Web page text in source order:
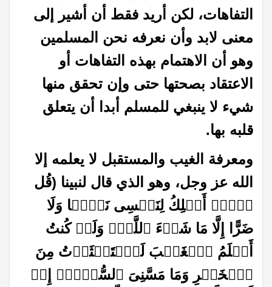
التفاهات، لكن أريد فقط أن أشير إلى
معنى لابد وأن نعرفه نحن المسلمين
وهو أن الاهتمام بهذه التفاهات أو
الاعتقاد بصحتها حتى وإن تحقق منها
شيء لا ينبغي للمسلم أبدا أن يتعلق
قلبه بها.
ومعرفة الغيب والمستقبل لا يعلمه إلا
الله عز وجل، وهو الذي قال لنبينا (قُل
لَّاۤ أَمۡلِكُ لِنَفۡسِی نَفۡعࣰا وَلَا
ضَرًّا إِلَّا مَا شَاۤءَ ٱللَّهُۚ وَلَوۡ كُنتُ
أَعۡلَمُ ٱلۡغَیۡبَ لَٱسۡتَكۡثَرۡتُ مِنَ
ٱلۡخَیۡرِ وَمَا مَسَّنِیَ ٱلسُّوۤءُۚ إِنۡ